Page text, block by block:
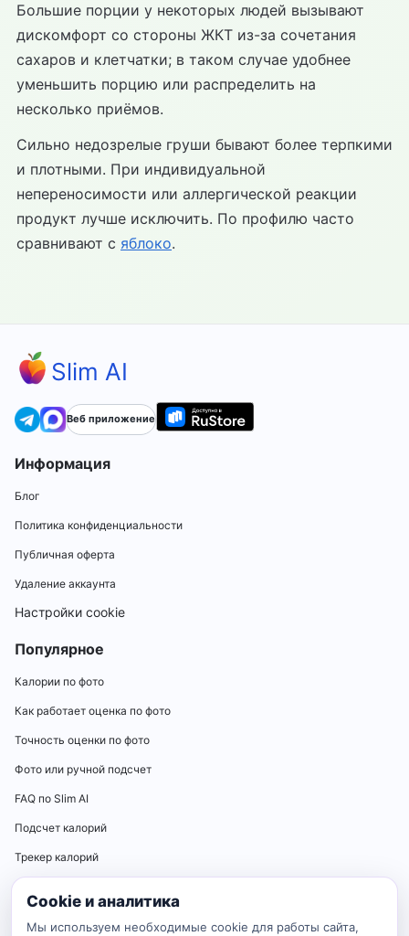
Большие порции у некоторых людей вызывают
дискомфорт со стороны ЖКТ из-за сочетания
сахаров и клетчатки; в таком случае удобнее
уменьшить порцию или распределить на
несколько приёмов.
Сильно недозрелые груши бывают более терпкими
и плотными. При индивидуальной
непереносимости или аллергической реакции
продукт лучше исключить. По профилю часто
сравнивают с яблоко.
Slim AI
Веб приложение
Информация
Блог
Политика конфиденциальности
Публичная оферта
Удаление аккаунта
Настройки cookie
Популярное
Калории по фото
Как работает оценка по фото
Точность оценки по фото
Фото или ручной подсчет
FAQ по Slim AI
Подсчет калорий
Трекер калорий
Калькуляторы
Калькулятор нормы калорий
Cookie и аналитика
Мы используем необходимые cookie для работы сайта,